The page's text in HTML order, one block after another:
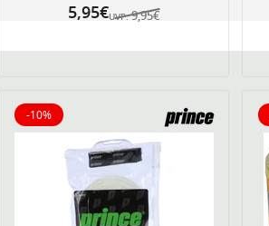
UVP: 9,95€
5,95€
-10%
10% reduziert